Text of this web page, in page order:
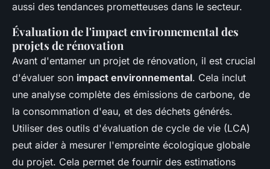
aussi des tendances prometteuses dans le secteur.
Évaluation de l'impact environnemental des
projets de rénovation
Avant d'entamer un projet de rénovation, il est crucial
d'évaluer son impact environnemental. Cela inclut
une analyse complète des émissions de carbone, de
la consommation d'eau, et des déchets générés.
Utiliser des outils d'évaluation de cycle de vie (LCA)
peut aider à mesurer l'empreinte écologique globale
du projet. Cela permet de fournir des estimations